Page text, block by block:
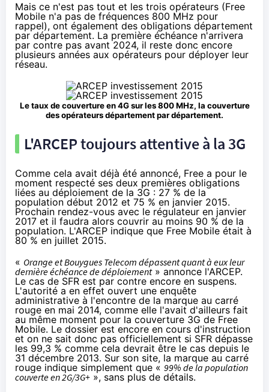
Mais ce n'est pas tout et les trois opérateurs (Free
Mobile n'a pas de fréquences 800 MHz pour
rappel), ont également des obligations département
par département. La première échéance n'arrivera
par contre pas avant 2024, il reste donc encore
plusieurs années aux opérateurs pour déployer leur
réseau.
Le taux de couverture en4Gsur les 800 MHz, la couverture
des opérateurs département par département.
L'ARCEP toujours attentive à la 3G
Comme cela avait déjà été annoncé, Free a pour le
moment respecté ses deux premières obligations
liées au déploiement de la 3G : 27 % de la
population début 2012 et 75 % en janvier 2015.
Prochain rendez-vous avec le régulateur en janvier
2017 et il faudra alors couvrir au moins 90 % de la
population. L'ARCEP indique que Free Mobile était à
80 % en juillet 2015.
« OrangeetBouygues Telecom dépassent quant à eux leur
dernière échéance de déploiement» annonce l'ARCEP.
Le cas de SFR est par contre encore en suspens.
L'autorité a en effet ouvert une enquête
administrative à l'encontre de la marque au carré
rouge en mai 2014, comme elle l'avait d'ailleurs fait
au même moment pour la couverture 3G de Free
Mobile. Le dossier est encore en cours d'instruction
et on ne sait donc pas officiellement si SFR dépasse
les 99,3 % comme cela devrait être le cas depuis le
31 décembre 2013. Sur son site, la marque au carré
rouge indique simplement que « 99% de la population
couverte en 2G/3G+ », sans plus de détails.